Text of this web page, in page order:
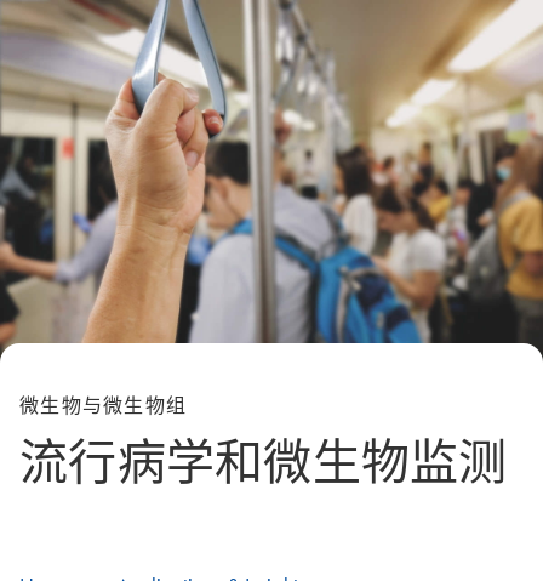
微生物与微生物组
流行病学和微生物监测